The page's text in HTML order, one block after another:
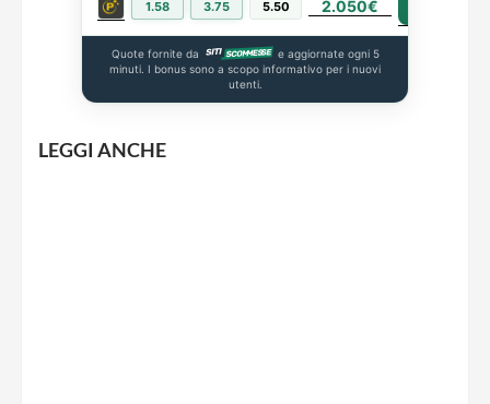
1.58 3.75 5.50 2.050€
Quote fornite da
e aggiornate ogni 5
minuti. I bonus sono a scopo informativo per i nuovi
utenti.
LEGGI ANCHE